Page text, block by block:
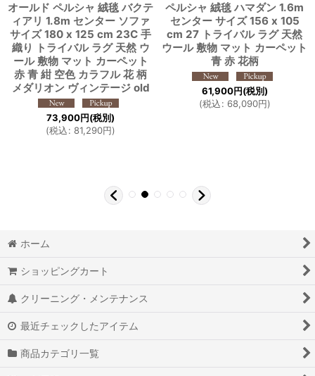
オールド ペルシャ 絨毯 バクテ
ィアリ 1.8m センター ソファ
サイズ 180 x 125 cm 23C 手
織り トライバル ラグ 天然 ウ
ール 敷物 マット カーペット
赤 青 紺 空色 カラフル 花 柄
メダリオン ヴィンテージ old
73,900円(税別)
(税込: 81,290円)
ペルシャ 絨毯 ハマダン 1.6m
センター サイズ 156 x 105
cm 27 トライバル ラグ 天然
ウール 敷物 マット カーペット
青 赤 花柄
61,900円(税別)
(税込: 68,090円)
ホーム
ショッピングカート
クリーニング・メンテナンス
最近チェックしたアイテム
商品カテゴリ一覧